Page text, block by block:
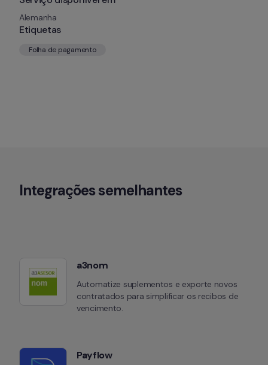
Alemanha
Etiquetas
Folha de pagamento
Integrações semelhantes
a3nom
Automatize suplementos e exporte novos
contratados para simplificar os recibos de
vencimento.
Payflow